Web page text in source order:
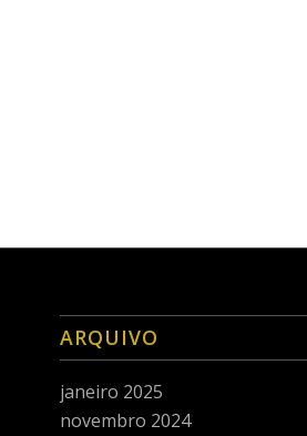
ARQUIVO
janeiro 2025
novembro 2024